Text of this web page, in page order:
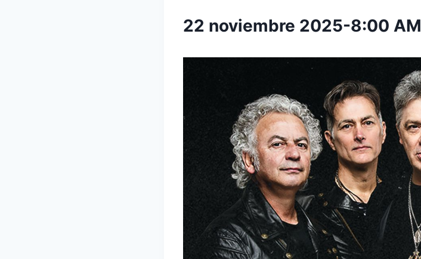
22 noviembre 2025-8:00 AM